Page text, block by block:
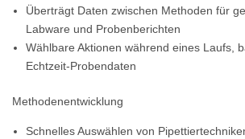
Überträgt Daten zwischen Methoden für
Labware und Probenberichten
Wählbare Aktionen während eines Laufs,
Echtzeit-Probendaten
Methodenentwicklung
Schnelles Auswählen von